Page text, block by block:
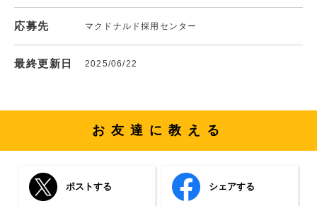
応募先 マクドナルド採用センター
最終更新日 2025/06/22
お友達に教える
ポストする シェアする